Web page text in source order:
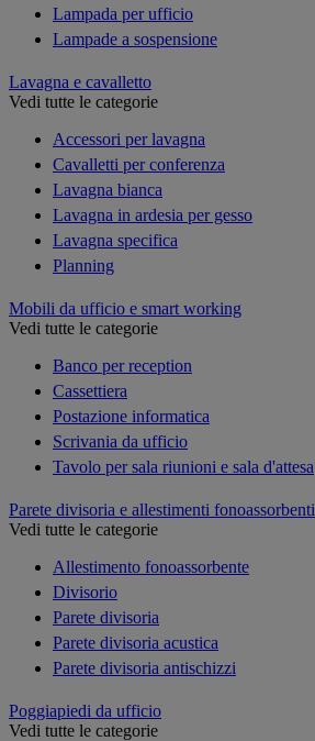
Lampada per ufficio
Lampade a sospensione
Lavagna e cavalletto
Vedi tutte le categorie
Accessori per lavagna
Cavalletti per conferenza
Lavagna bianca
Lavagna in ardesia per gesso
Lavagna specifica
Planning
Mobili da ufficio e smart working
Vedi tutte le categorie
Banco per reception
Cassettiera
Postazione informatica
Scrivania da ufficio
Tavolo per sala riunioni e sala d'attesa
Parete divisoria e allestimenti fonoassorbenti
Vedi tutte le categorie
Allestimento fonoassorbente
Divisorio
Parete divisoria
Parete divisoria acustica
Parete divisoria antischizzi
Poggiapiedi da ufficio
Vedi tutte le categorie